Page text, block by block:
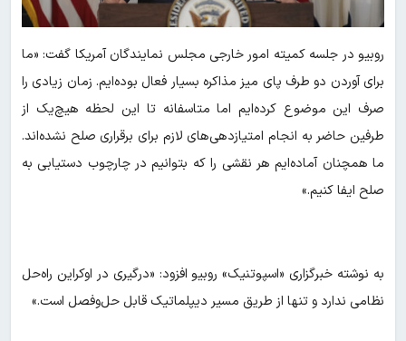
روبیو در جلسه کمیته امور خارجی مجلس نمایندگان آمریکا گفت: «ما
برای آوردن دو طرف پای میز مذاکره بسیار فعال بوده‌ایم. زمان زیادی را
صرف این موضوع کرده‌ایم اما متاسفانه تا این لحظه هیچ‌یک از
طرفین حاضر به انجام امتیازدهی‌های لازم برای برقراری صلح نشده‌اند.
ما همچنان آماده‌ایم هر نقشی را که بتوانیم در چارچوب دستیابی به
صلح ایفا کنیم.»
به نوشته خبرگزاری «اسپوتنیک» روبیو افزود: «درگیری در اوکراین راه‌حل
نظامی ندارد و تنها از طریق مسیر دیپلماتیک قابل حل‌وفصل است.»